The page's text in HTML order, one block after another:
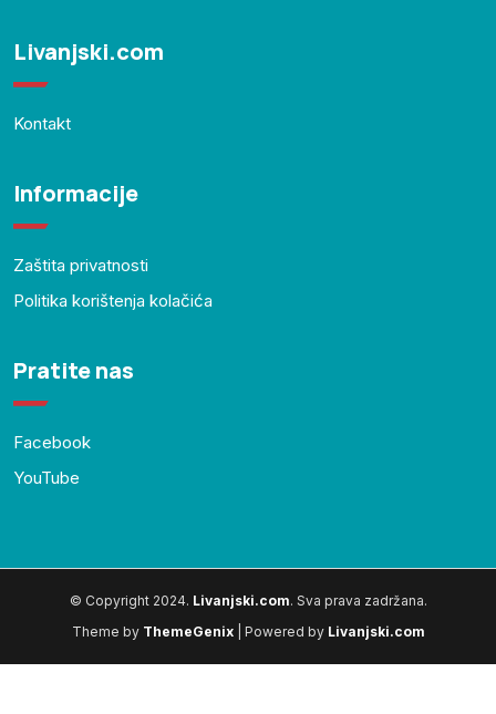
Livanjski.com
Kontakt
Informacije
Zaštita privatnosti
Politika korištenja kolačića
Pratite nas
Facebook
YouTube
© Copyright 2024. Livanjski.com. Sva prava zadržana.
Theme by ThemeGenix| Powered by Livanjski.com